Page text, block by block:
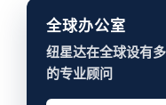
全球办公室
纽星达在全球设有
的专业顾问